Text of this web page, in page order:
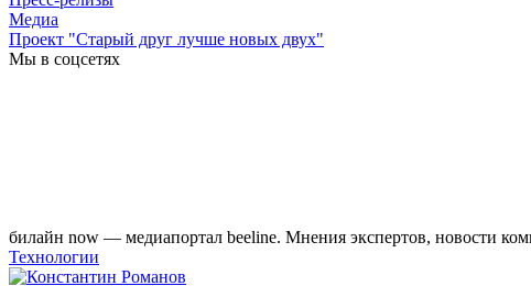
Медиа
Проект "Старый друг лучше новых двух"
Мы в соцсетях
билайн now — медиапортал beeline. Мнения экспертов, новости
Технологии